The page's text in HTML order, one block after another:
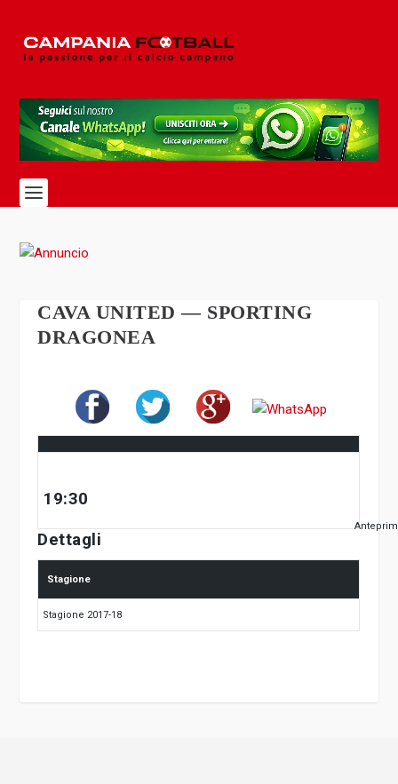
CAVA UNITED — SPORTING
DRAGONEA
19:30
Dettagli
Stagione
Stagione 2017-18